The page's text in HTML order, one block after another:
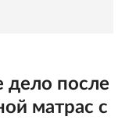
дело после
матрас с